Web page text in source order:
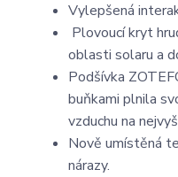
Vylepšená
Plovoucí kryt
oblasti solaru a
Podšívka
buňkami plnila
vzduchu na
Nově umístěná
nárazy.